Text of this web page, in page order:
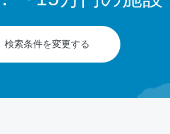
検索条件を変更する